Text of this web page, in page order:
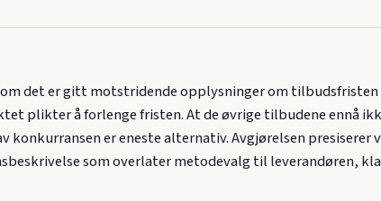
det er gitt motstridende opplysninger om
plikter å forlenge fristen. At de øvrige tilbudene ennå
konkurransen er eneste alternativ. Avgjørelsen
som overlater metodevalg til leverandøren,